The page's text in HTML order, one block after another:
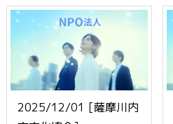
2025/12/01 [薩摩川内